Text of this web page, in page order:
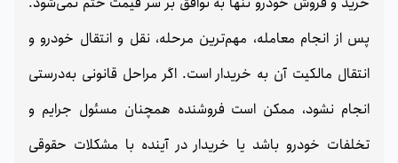
پس از انجام معامله، مهم‌ترین مرحله، نقل و انتقال خودرو و
انتقال مالکیت آن به خریدار است. اگر مراحل قانونی به‌درستی
انجام نشود، ممکن است فروشنده همچنان مسئول جرایم و
تخلفات خودرو باشد یا خریدار در آینده با مشکلات حقوقی